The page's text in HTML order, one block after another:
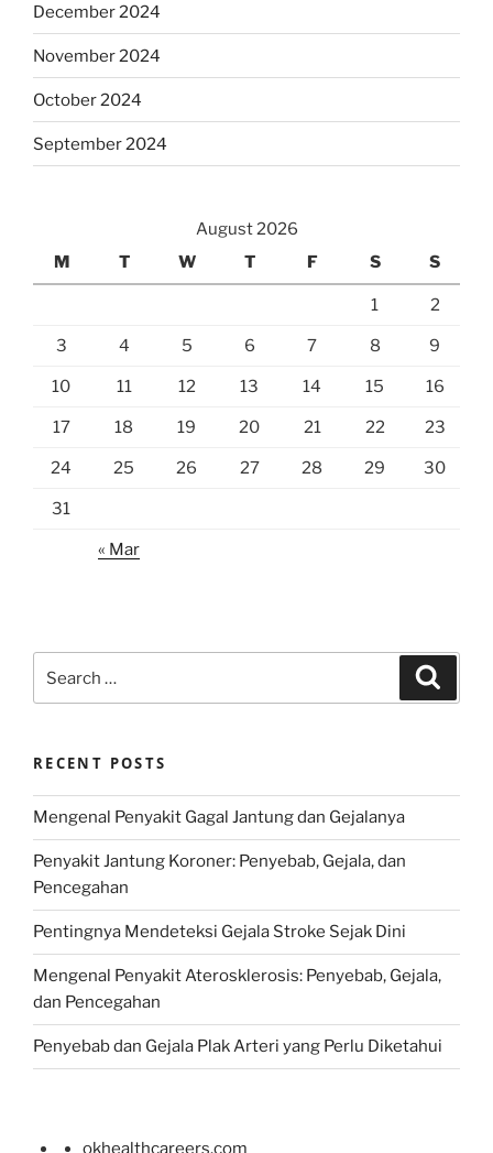
December 2024
November 2024
October 2024
September 2024
August 2026
M
T W T F S S
1 2
3 4 5 6 7 8 9
10 11 12 13 14 15 16
17 18 19 20 21 22 23
24 25 26 27 28 29 30
31
« Mar
for:
RECENT POSTS
Mengenal Penyakit Gagal Jantung dan Gejalanya
Penyakit Jantung Koroner: Penyebab, Gejala, dan
Pencegahan
Pentingnya Mendeteksi Gejala Stroke Sejak Dini
Mengenal Penyakit Aterosklerosis: Penyebab, Gejala,
dan Pencegahan
Penyebab dan Gejala Plak Arteri yang Perlu Diketahui
okhealthcareers.com